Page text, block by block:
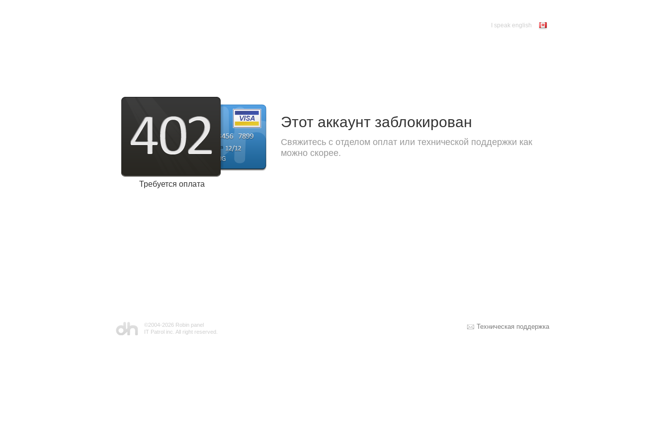
I speak english
Требуется оплата
Этот аккаунт заблокирован
Свяжитесь с отделом оплат или технической поддержки как
можно скорее.
Техническая поддержка
©2004-2026 Robin panel
IT Patrol inc. All right reserved.